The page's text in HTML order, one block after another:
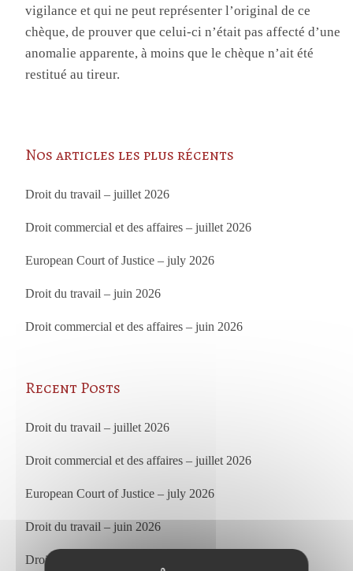
vigilance et qui ne peut représenter l’original de ce
chèque, de prouver que celui-ci n’était pas affecté d’une
anomalie apparente, à moins que le chèque n’ait été
restitué au tireur.
Nos articles les plus récents
Droit du travail – juillet 2026
Droit commercial et des affaires – juillet 2026
European Court of Justice – july 2026
Droit du travail – juin 2026
Droit commercial et des affaires – juin 2026
Recent Posts
Droit du travail – juillet 2026
Droit commercial et des affaires – juillet 2026
European Court of Justice – july 2026
Droit du travail – juin 2026
Droit commercial et des affaires – juin 2026